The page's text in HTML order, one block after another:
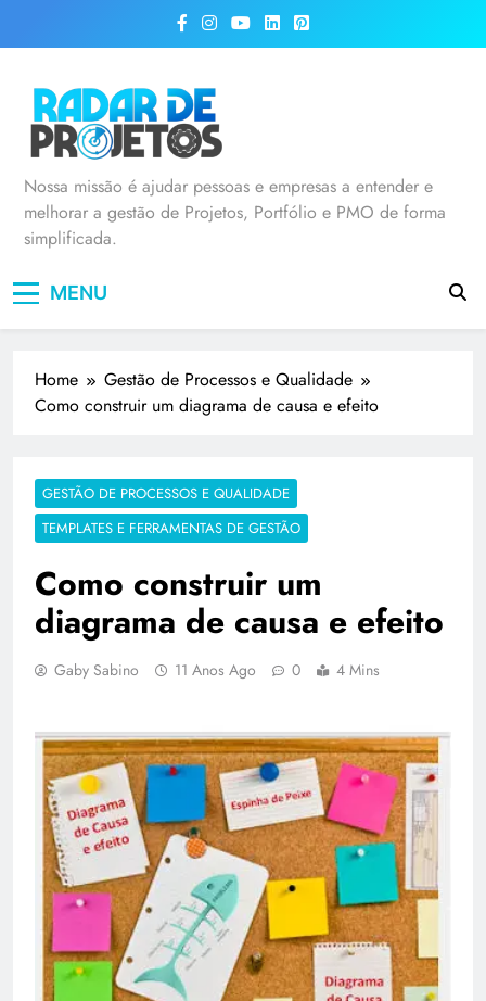
Radar de Projetos
Nossa missão é ajudar pessoas e empresas a entender e
melhorar a gestão de Projetos, Portfólio e PMO de forma
simplificada.
MENU
Home
Gestão de Processos e Qualidade
Como construir um diagrama de causa e efeito
GESTÃO DE PROCESSOS E QUALIDADE
TEMPLATES E FERRAMENTAS DE GESTÃO
Como construir um
diagrama de causa e efeito
Gaby Sabino 11 Anos Ago 0 4 Mins